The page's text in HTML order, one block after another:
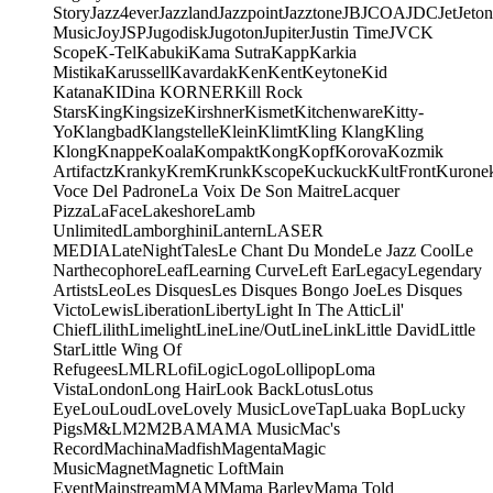
StoryJazz4everJazzlandJazzpointJazztoneJBJCOAJDCJetJeton
MusicJoyJSPJugodiskJugotonJupiterJustin TimeJVCK
ScopeK-TelKabukiKama SutraKappKarkia
MistikaKarussellKavardakKenKentKeytoneKid
KatanaKIDina KORNERKill Rock
StarsKingKingsizeKirshnerKismetKitchenwareKitty-
YoKlangbadKlangstelleKleinKlimtKling KlangKling
KlongKnappeKoalaKompaktKongKopfKorovaKozmik
ArtifactzKrankyKremKrunkKscopeKuckuckKultFront
Voce Del PadroneLa Voix De Son MaitreLacquer
PizzaLaFaceLakeshoreLamb
UnlimitedLamborghiniLanternLASER
MEDIALateNightTalesLe Chant Du MondeLe Jazz CoolLe
NarthecophoreLeafLearning CurveLeft EarLegacyLegendary
ArtistsLeoLes DisquesLes Disques Bongo JoeLes Disques
VictoLewisLiberationLibertyLight In The AtticLil'
ChiefLilithLimelightLineLine/OutLineLinkLittle DavidLittle
StarLittle Wing Of
RefugeesLMLRLofiLogicLogoLollipopLoma
VistaLondonLong HairLook BackLotusLotus
EyeLouLoudLoveLovely MusicLoveTapLuaka BopLucky
PigsM&LM2M2BAMAMA MusicMac's
RecordMachinaMadfishMagentaMagic
MusicMagnetMagnetic LoftMain
EventMainstreamMAMMama BarleyMama Told